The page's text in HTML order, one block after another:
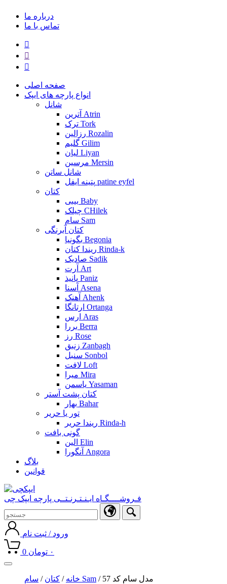
درباره ما
تماس با ما
صفحه اصلی
انواع پارچه های ایپک
شانل
آترین Atrin
ترک Tork
رزالین Rozalin
گلیم Gilim
لیان Liyan
مرسین Mersin
شانل ساتن
پتینه ایفل patine eyfel
کتان
بیبی Baby
چیلک CHilek
سام Sam
کتان آبرنگی
بگونیا Begonia
ریندا کتان Rinda-k
صادیک Sadik
آرت Art
پانیذ Paniz
آسنا Asena
آهنک Ahenk
ارتانگا Ortanga
ارس Aras
بررا Berra
رز Rose
زنبق Zanbagh
سنبل Sonbol
لافت Loft
میرا Mira
یاسمن Yasaman
کتان پشت آستر
بهار Bahar
تور یا حریر
ریندا حریر Rinda-h
گونی بافت
الین Elin
آنگورا Angora
بلاگ
قوانین
فـروشــــگـاه ایـنـتـرنـتــی پارچه ایپک چی
ورود / ثبت نام
0 ۰ تومان
Toggle
navigation
خانه / کتان / سام Sam / مدل سام کد 57